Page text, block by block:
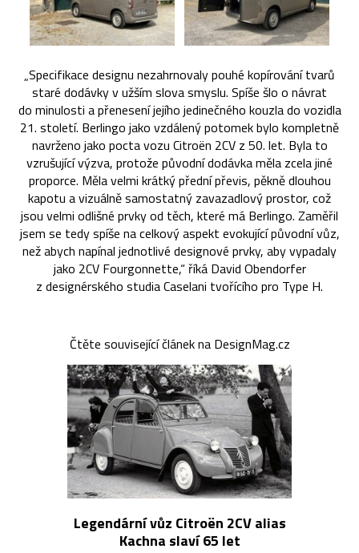
„Specifikace designu nezahrnovaly pouhé kopírování tvarů
staré dodávky v užším slova smyslu. Spíše šlo o návrat
do minulosti a přenesení jejího jedinečného kouzla do vozidla
21. století. Berlingo jako vzdálený potomek bylo kompletně
navrženo jako pocta vozu Citroën 2CV z 50. let. Byla to
vzrušující výzva, protože původní dodávka měla zcela jiné
proporce. Měla velmi krátký přední převis, pěkně dlouhou
kapotu a vizuálně samostatný zavazadlový prostor, což
jsou velmi odlišné prvky od těch, které má Berlingo. Zaměřil
jsem se tedy spíše na celkový aspekt evokující původní vůz,
než abych napínal jednotlivé designové prvky, aby vypadaly
jako 2CV Fourgonnette,“ říká David Obendorfer
z designérského studia Caselani tvořícího pro Type H.
Čtěte související článek na DesignMag.cz
Legendární vůz Citroën 2CV alias
Kachna slaví 65 let